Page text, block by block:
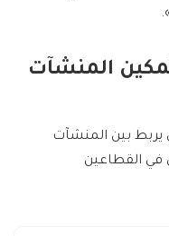
المنشآت
بين المنشآت
في القطاعين